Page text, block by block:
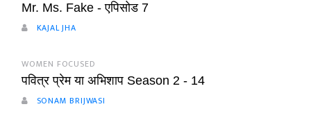
Mr. Ms. Fake - एपिसोड 7
KAJAL JHA
WOMEN FOCUSED
पवित्र प्रेम या अभिशाप Season 2 - 14
SONAM BRIJWASI